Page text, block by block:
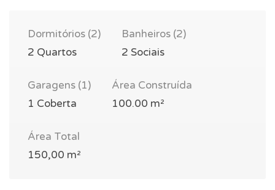
Dormitórios (2)
2 Quartos
Banheiros (2)
2 Sociais
Garagens (1)
1 Coberta
Área Construída
100.00 m²
Área Total
150,00 m²